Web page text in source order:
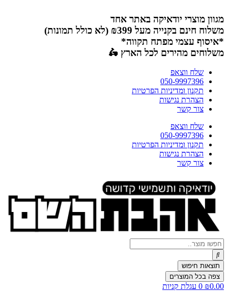
לתוכן
מגוון מוצרי יודאיקה באתר אחד
משלוח חינם בקנייה מעל ₪399 (לא כולל תמונות)
*איסוף עצמי מפתח תקווה*
משלוחים מהירים לכל הארץ 🛵
שלח ווצאפ
050-9997396
תקנון ומדיניות הפרטיות
הצהרת נגישות
צור קשר
שלח ווצאפ
050-9997396
תקנון ומדיניות הפרטיות
הצהרת נגישות
צור קשר
Search
...
תוצאות חיפוש
צפה בכל המוצרים
₪0.00
0 עגלת קניות